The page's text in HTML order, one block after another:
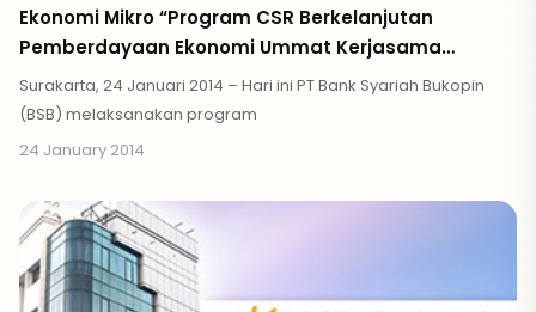
Ekonomi Mikro “Program CSR Berkelanjutan
Pemberdayaan Ekonomi Ummat Kerjasama
dengan LAZISMU”
Surakarta, 24 Januari 2014 – Hari ini PT Bank Syariah Bukopin
(BSB) melaksanakan program
24 January 2014